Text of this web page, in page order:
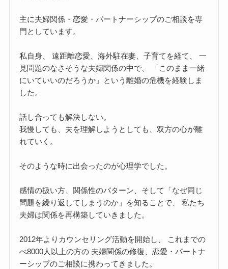
主に夫婦関係・恋愛・パートナーシップのご相談を専
門としています。
私自身、 遠距離恋愛、海外駐在妻、子育てを経て、 一
見問題のなさそうな夫婦関係の中で、 「このまま一緒
にいていいのだろうか」という離婚の危機を経験しま
した。
話し合っても解決しない。
我慢しても、夫を理解しようとしても、双方の心が離
れていく。
そのような時に出会ったのが心理学でした。
感情の扱い方、関係性のパターン、そして「なぜ同じ
問題を繰り返してしまうのか」を知ることで、 私たち
夫婦は関係を再構築していきました。
2012年よりカウンセリング活動を開始し、 これまでの
べ8000人以上の方の 夫婦関係の修復、恋愛・パートナ
ーシップのご相談に携わってきました。